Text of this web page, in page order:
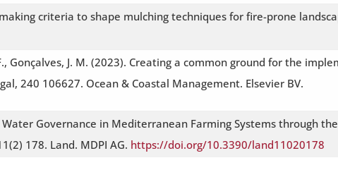
criteria to shape mulching techniques for fire-prone
Gonçalves, J. M. (2023). Creating a common ground for the
240 106627. Ocean & Coastal Management. Elsevier BV.
Governance in Mediterranean Farming Systems through
178. Land. MDPI AG. https://doi.org/10.3390/land11020178